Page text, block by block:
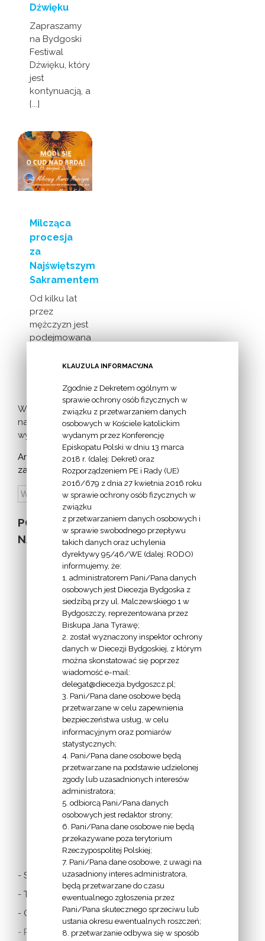
Dźwięku
Zapraszamy
na Bydgoski
Festiwal
Dźwięku, który
jest
kontynuacją, a
[...]
Milcząca
procesja
za
Najświętszym
Sakramentem
Od kilku lat
przez
mężczyzn jest
podejmowana
milczącej [...]
Więcej
nadchodzących
wydarzeń >
Archiwum
zapowiedzi:
POZOSTAŁE
NA STRONIE
INFORMACJE
Z
EKAI.PL:
INFORMACJE
EPISKOPATU
POLSKI:
LINKI
- Stolica Apostolska
- Twitter Papieża
- Czytania z dnia
- Polska Misja
KLAUZULA INFORMACYJNA
Zgodnie z Dekretem ogólnym w
sprawie ochrony osób fizycznych w
związku z przetwarzaniem danych
osobowych w Kościele katolickim
wydanym przez Konferencję
Episkopatu Polski w dniu 13 marca
2018 r. (dalej: Dekret) oraz
Rozporządzeniem PE i Rady (UE)
2016/679 z dnia 27 kwietnia 2016 roku
w sprawie ochrony osób fizycznych w
związku
z przetwarzaniem danych osobowych i
w sprawie swobodnego przepływu
takich danych oraz uchylenia
dyrektywy 95/46/WE (dalej: RODO)
informujemy, że:
1. administratorem Pani/Pana danych
osobowych jest Diecezja Bydgoska z
siedzibą przy ul. Malczewskiego 1 w
Bydgoszczy, reprezentowana przez
Biskupa Jana Tyrawę;
2. został wyznaczony inspektor ochrony
danych w Diecezji Bydgoskiej, z którym
można skonstatować się poprzez
wiadomość e-mail:
delegat@diecezja.bydgoszcz.pl;
3. Pani/Pana dane osobowe będą
przetwarzane w celu zapewnienia
bezpieczeństwa usług, w celu
informacyjnym oraz pomiarów
statystycznych;
4. Pani/Pana dane osobowe będą
przetwarzane na podstawie udzielonej
zgody lub uzasadnionych interesów
administratora;
5. odbiorcą Pani/Pana danych
osobowych jest redaktor strony;
6. Pani/Pana dane osobowe nie będą
przekazywane poza terytorium
Rzeczypospolitej Polskiej;
7. Pani/Pana dane osobowe, z uwagi na
uzasadniony interes administratora,
będą przetwarzane do czasu
ewentualnego zgłoszenia przez
Pani/Pana skutecznego sprzeciwu lub
ustania okresu ewentualnych roszczeń;
8. przetwarzanie odbywa się w sposób